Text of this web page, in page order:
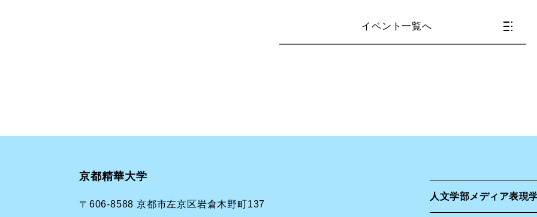
イベント一覧へ
京都精華大学
〒606-8588 京都市左京区岩倉木野町137
人文学部メディア表現